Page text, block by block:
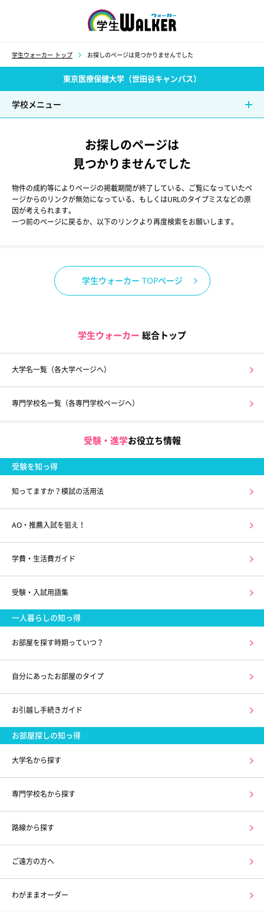
学生ウォーカー トップ お探しのページは見つかりませんでした
東京医療保健大学（世田谷キャンパス）
学校メニュー
お探しのページは
見つかりませんでした
物件の成約等によりページの掲載期間が終了している、ご覧になっていたペ
ージからのリンクが無効になっている、もしくはURLのタイプミスなどの原
因が考えられます。
一つ前のページに戻るか、以下のリンクより再度検索をお願いします。
学生ウォーカー TOPページ
学生ウォーカー 総合トップ
大学名一覧（各大学ページへ）
専門学校名一覧（各専門学校ページへ）
受験・進学お役立ち情報
受験を知っ得
知ってますか？模試の活用法
AO・推薦入試を狙え！
学費・生活費ガイド
受験・入試用語集
一人暮らしの知っ得
お部屋を探す時期っていつ？
自分にあったお部屋のタイプ
お引越し手続きガイド
お部屋探しの知っ得
大学名から探す
専門学校名から探す
路線から探す
ご遠方の方へ
わがままオーダー